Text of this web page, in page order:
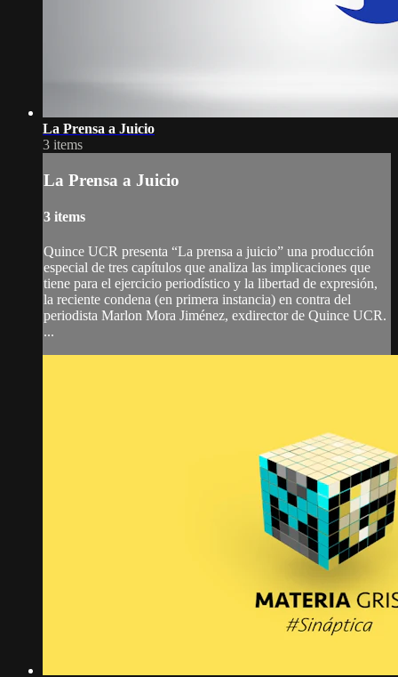
La Prensa a Juicio
3 items
La Prensa a Juicio
3 items
Quince UCR presenta “La prensa a juicio” una producción
especial de tres capítulos que analiza las implicaciones que
tiene para el ejercicio periodístico y la libertad de expresión,
la reciente condena (en primera instancia) en contra del
periodista Marlon Mora Jiménez, exdirector de Quince UCR.
...